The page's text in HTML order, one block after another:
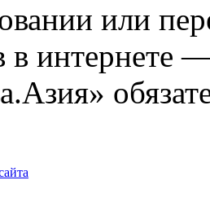
или
в интернете